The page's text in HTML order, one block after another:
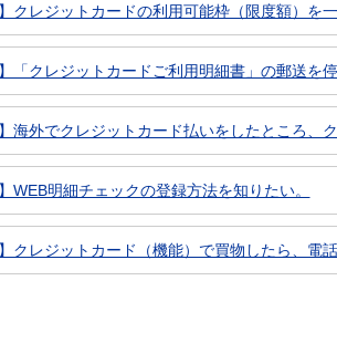
クレジットカードの利用可能枠（限度額）を
「クレジットカードご利用明細書」の郵送を停
海外でクレジットカード払いをしたところ、
WEB明細チェックの登録方法を知りたい。
クレジットカード（機能）で買物したら、電